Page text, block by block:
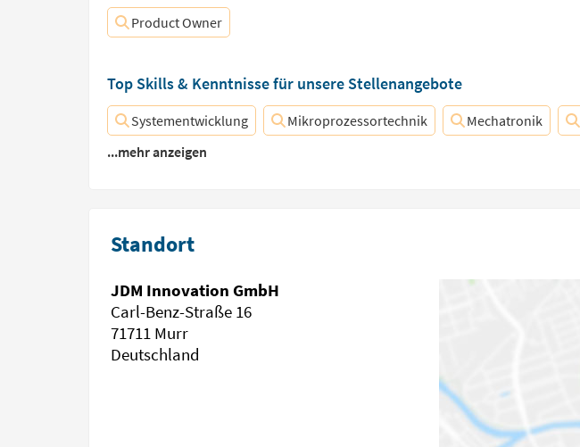
Product Owner
Top Skills & Kenntnisse für unsere Stellenangebote
Systementwicklung Mikroprozessortechnik Mechatronik
...mehr anzeigen
Standort
JDM Innovation GmbH
Carl-Benz-Straße 16
71711 Murr
Deutschland